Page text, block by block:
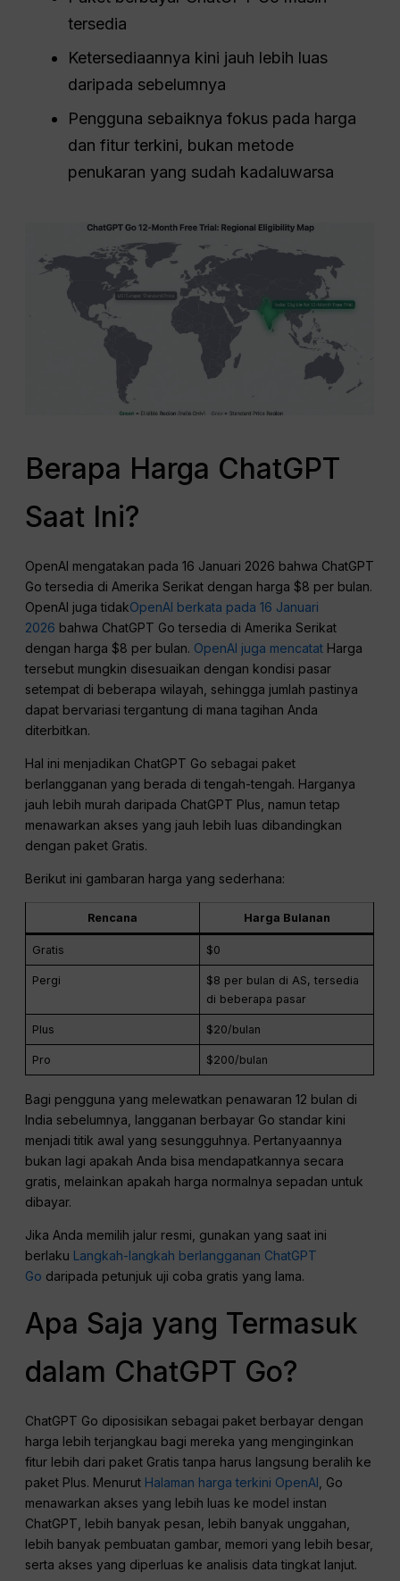
tersedia
Ketersediaannya kini jauh lebih luas
daripada sebelumnya
Pengguna sebaiknya fokus pada harga
dan fitur terkini, bukan metode
penukaran yang sudah kadaluwarsa
Berapa Harga ChatGPT
Saat Ini?
OpenAI mengatakan pada 16 Januari 2026 bahwa ChatGPT
Go tersedia di Amerika Serikat dengan harga $8 per bulan.
OpenAI juga tidakOpenAI berkata pada 16 Januari
2026 bahwa ChatGPT Go tersedia di Amerika Serikat
dengan harga $8 per bulan. OpenAI juga mencatat Harga
tersebut mungkin disesuaikan dengan kondisi pasar
setempat di beberapa wilayah, sehingga jumlah pastinya
dapat bervariasi tergantung di mana tagihan Anda
diterbitkan.
Hal ini menjadikan ChatGPT Go sebagai paket
berlangganan yang berada di tengah-tengah. Harganya
jauh lebih murah daripada ChatGPT Plus, namun tetap
menawarkan akses yang jauh lebih luas dibandingkan
dengan paket Gratis.
Berikut ini gambaran harga yang sederhana:
Rencana Harga Bulanan
Gratis $0
Pergi
$8 per bulan di AS, tersedia
di beberapa pasar
Plus $20/bulan
Pro $200/bulan
Bagi pengguna yang melewatkan penawaran 12 bulan di
India sebelumnya, langganan berbayar Go standar kini
menjadi titik awal yang sesungguhnya. Pertanyaannya
bukan lagi apakah Anda bisa mendapatkannya secara
gratis, melainkan apakah harga normalnya sepadan untuk
dibayar.
Jika Anda memilih jalur resmi, gunakan yang saat ini
berlaku Langkah-langkah berlangganan ChatGPT
Go daripada petunjuk uji coba gratis yang lama.
Apa Saja yang Termasuk
dalam ChatGPT Go?
ChatGPT Go diposisikan sebagai paket berbayar dengan
harga lebih terjangkau bagi mereka yang menginginkan
fitur lebih dari paket Gratis tanpa harus langsung beralih ke
paket Plus. Menurut Halaman harga terkini OpenAI , Go
menawarkan akses yang lebih luas ke model instan
ChatGPT, lebih banyak pesan, lebih banyak unggahan,
lebih banyak pembuatan gambar, memori yang lebih besar,
serta akses yang diperluas ke analisis data tingkat lanjut.